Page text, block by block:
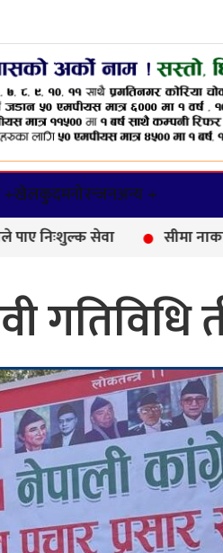
+खेलकुदमनोरन्जनअन्य +
सेवा सीमा नाकामा सशस्त्र
गतिविधि